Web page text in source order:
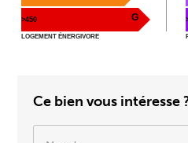
>450 G
LOGEMENT ÉNERGIVORE
Ce bien vous intéresse